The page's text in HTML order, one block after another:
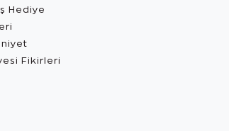
Hediye
Fikirleri